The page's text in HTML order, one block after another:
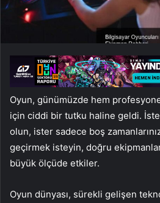
Oyun, günümüzde hem
için ciddi bir tutku haline geldi.
olun, ister sadece boş
geçirmek isteyin, doğru
büyük ölçüde etkiler.
Oyun dünyası, sürekli gelişen